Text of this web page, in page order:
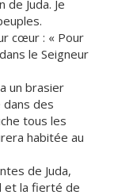
de Juda. Je
cœur : « Pour
le Seigneur
un brasier
dans des
tous les
habitée au
de Juda,
et la fierté de